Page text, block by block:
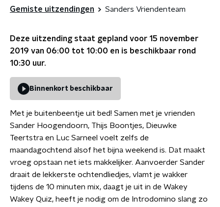
Gemiste uitzendingen Sanders Vriendenteam
Deze uitzending staat gepland voor 15 november
2019 van 06:00 tot 10:00 en is beschikbaar rond
10:30 uur.
Binnenkort beschikbaar
Met je buitenbeentje uit bed! Samen met je vrienden
Sander Hoogendoorn, Thijs Boontjes, Dieuwke
Teertstra en Luc Sarneel voelt zelfs de
maandagochtend alsof het bijna weekend is. Dat maakt
vroeg opstaan net iets makkelijker. Aanvoerder Sander
draait de lekkerste ochtendliedjes, vlamt je wakker
tijdens de 10 minuten mix, daagt je uit in de Wakey
Wakey Quiz, heeft je nodig om de Introdomino slang zo